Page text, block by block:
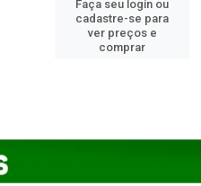
Faça seu login ou
cadastre-se para
ver preços e
comprar